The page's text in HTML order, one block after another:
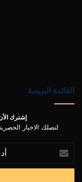
القائمة البريدية
إشترك الأن
لتصلك الاخبار
بريدك
الإلكتروني